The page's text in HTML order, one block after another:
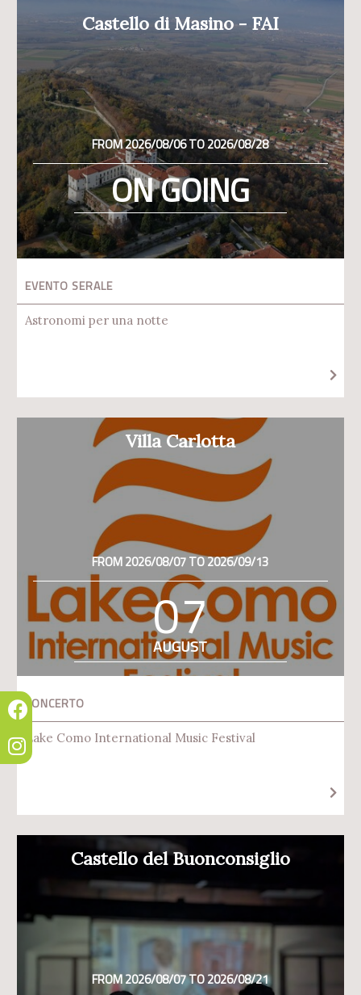
Castello di Masino - FAI
FROM 2026/08/06 TO 2026/08/28
ON GOING
EVENTO SERALE
Astronomi per una notte
Villa Carlotta
FROM 2026/08/07 TO 2026/09/13
07
AUGUST
CONCERTO
Lake Como International Music Festival
Castello del Buonconsiglio
FROM 2026/08/07 TO 2026/08/21